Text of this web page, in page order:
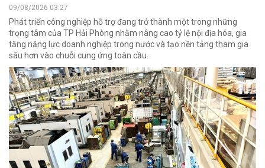
09/08/2026 03:27
Phát triển công nghiệp hỗ trợ đang trở thành một trong những
trọng tâm của TP Hải Phòng nhằm nâng cao tỷ lệ nội địa hóa, gia
tăng năng lực doanh nghiệp trong nước và tạo nền tảng tham gia
sâu hơn vào chuỗi cung ứng toàn cầu.